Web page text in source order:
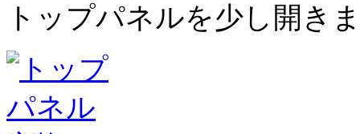
トップパネルを少し開き